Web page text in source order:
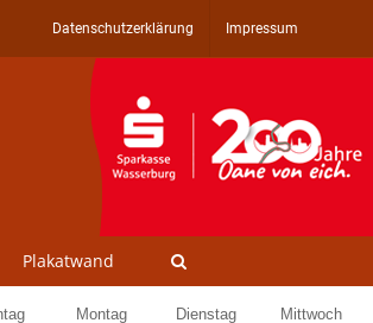
Datenschutzerklärung Impressum
Plakatwand